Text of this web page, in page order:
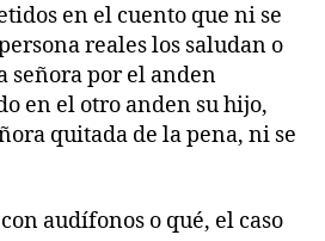
en el cuento que ni se
reales los saludan o
señora por el anden
en el otro anden su hijo,
quitada de la pena, ni se
audífonos o qué, el caso